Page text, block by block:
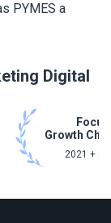
PYMES a
Digital
Focus
Growth
2021 +